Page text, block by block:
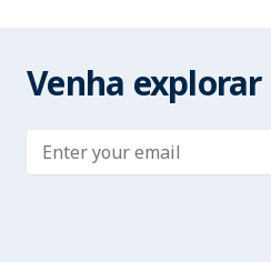
Venha explorar
Enter address